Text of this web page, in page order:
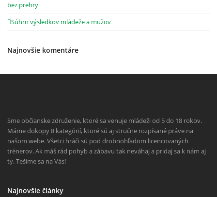
bez prehry
Súhrn výsledkov mládeže a mužov
Najnovšie komentáre
Sme občianske združenie, ktoré sa venuje mládeži od 5 do 18 rokov.
Máme dokopy 8 kategórií, ktoré sú aj stručne rozpísané práve na
našom webe. Všetci hráči sú pod drobnohľadom licencovaných
trénerov. Ak máš rád pohyb a zábavu tak neváhaj a pridaj sa k nám aj
ty. Tešíme sa na Vás!
Najnovšie články